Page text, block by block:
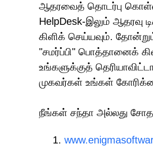
ஆதரவைத் தொடர்பு
HelpDesk-இலும் ஆதரவு
கிளிக் செய்யவும்.
"சமர்ப்பி" பொத்தானைக்
உங்களுக்குத்
முகவர்கள் உங்கள்
நீங்கள் சந்தா அல்லது